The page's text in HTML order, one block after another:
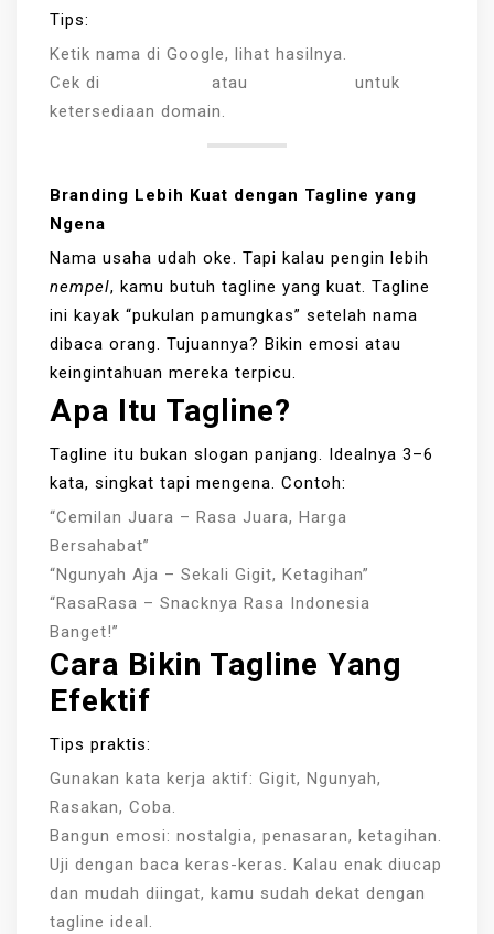
Tips:
Ketik nama di Google, lihat hasilnya.
Cek di
atau
untuk
ketersediaan domain.
Branding Lebih Kuat dengan Tagline yang
Ngena
Nama usaha udah oke. Tapi kalau pengin lebih
nempel, kamu butuh tagline yang kuat. Tagline
ini kayak “pukulan pamungkas” setelah nama
dibaca orang. Tujuannya? Bikin emosi atau
keingintahuan mereka terpicu.
Apa Itu Tagline?
Tagline itu bukan slogan panjang. Idealnya 3–6
kata, singkat tapi mengena. Contoh:
“Cemilan Juara – Rasa Juara, Harga
Bersahabat”
“Ngunyah Aja – Sekali Gigit, Ketagihan”
“RasaRasa – Snacknya Rasa Indonesia
Banget!”
Cara Bikin Tagline Yang
Efektif
Tips praktis:
Gunakan kata kerja aktif: Gigit, Ngunyah,
Rasakan, Coba.
Bangun emosi: nostalgia, penasaran, ketagihan.
Uji dengan baca keras-keras. Kalau enak diucap
dan mudah diingat, kamu sudah dekat dengan
tagline ideal.